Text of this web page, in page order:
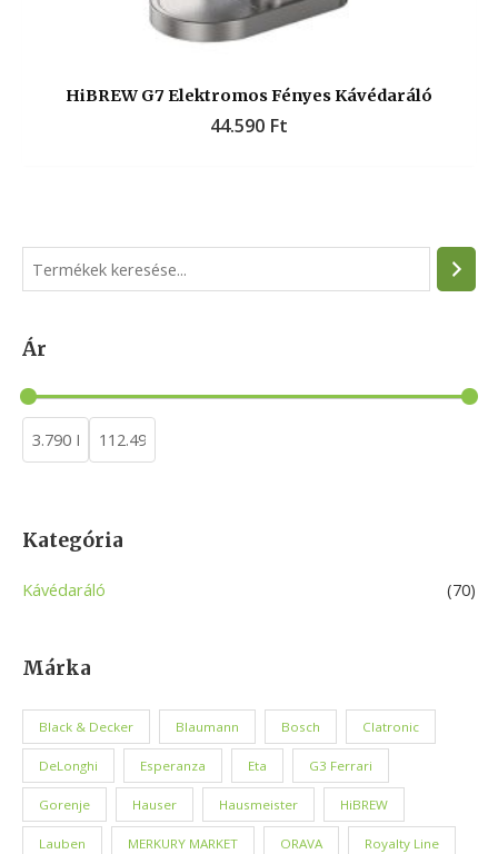
e
r
c
h
Ár
Kategória
Kávédaráló (70)
Márka
Black & Decker Blaumann Bosch Clatronic
DeLonghi Esperanza Eta G3 Ferrari
Gorenje Hauser Hausmeister HiBREW
Lauben MERKURY MARKET ORAVA Royalty Line
HiBREW G7 Elektromos Fényes Kávédaráló
44.590 Ft